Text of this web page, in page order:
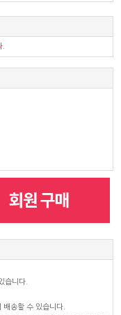
.
습니다.
송할 수 있습니다.